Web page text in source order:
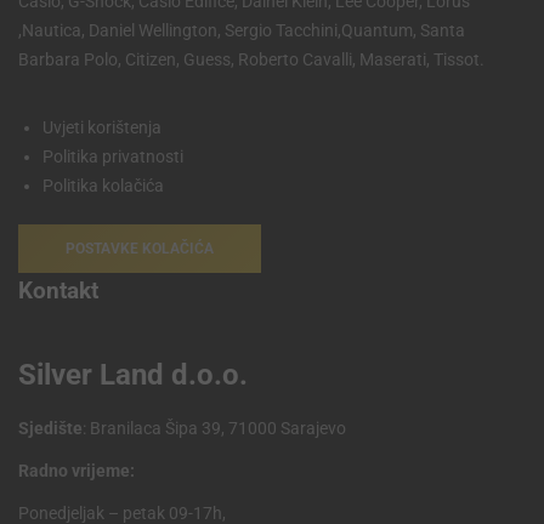
,Nautica, Daniel Wellington, Sergio Tacchini,Quantum, Santa
Barbara Polo, Citizen, Guess, Roberto Cavalli, Maserati, Tissot.
Uvjeti korištenja
Politika privatnosti
Politika kolačića
POSTAVKE KOLAČIĆA
Kontakt
Silver Land d.o.o.
Sjedište: Branilaca Šipa 39, 71000 Sarajevo
Radno vrijeme:
Ponedjeljak – petak 09-17h,